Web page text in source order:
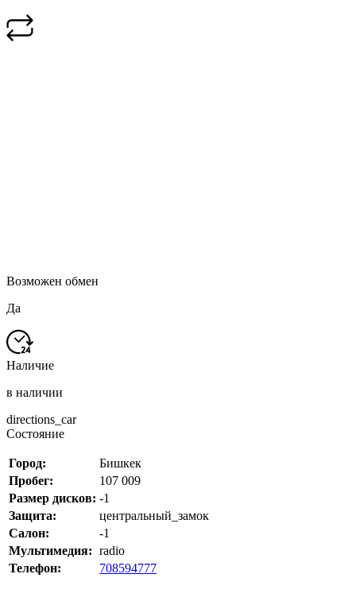
Возможен обмен
Да
Наличие
в наличии
directions_car
Состояние
Город:
Бишкек
Пробег:
107 009
Размер дисков: -1
Защита:
центральный_замок
Салон:
-1
Мультимедия: radio
Телефон:
708594777